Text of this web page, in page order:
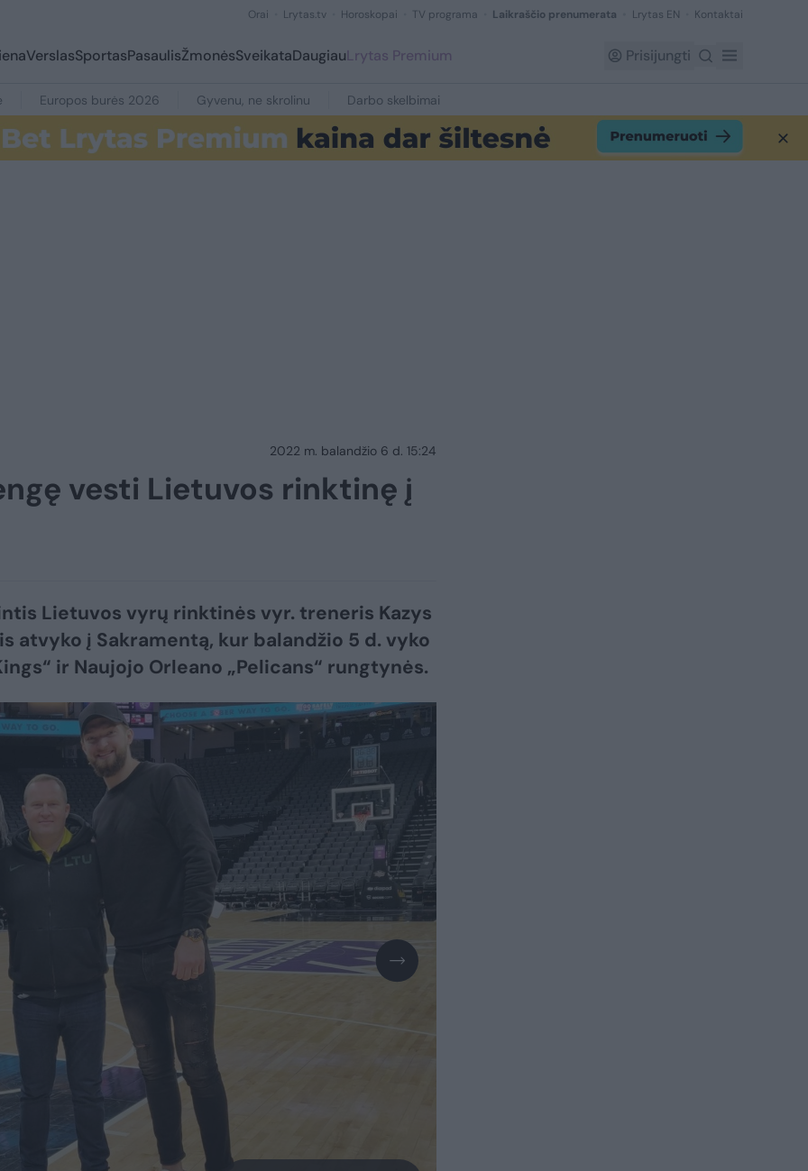
Orai Lrytas.tv Horoskopai TV programa Laikraščio prenumerata Lrytas EN Kontaktai
VerslasSportasPasaulisŽmonėsSveikataDaugiauLrytas Premium Prisijungti
Europos burės 2026 Gyvenu, ne skrolinu Darbo skelbimai
2022 m. balandžio 6 d. 15:24
vesti Lietuvos rinktinę į
Lietuvos vyrų rinktinės vyr. treneris Kazys
atvyko į Sakramentą, kur balandžio 5 d. vyko
ir Naujojo Orleano „Pelicans“ rungtynės.